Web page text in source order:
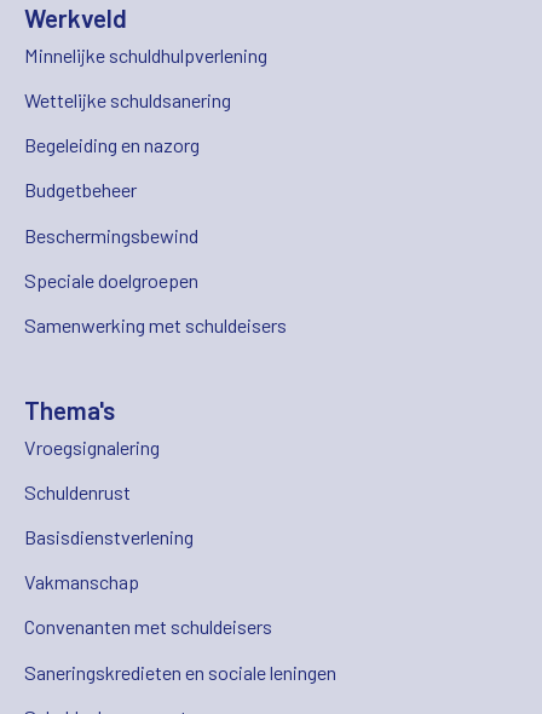
Werkveld
Minnelijke schuldhulpverlening
Wettelijke schuldsanering
Begeleiding en nazorg
Budgetbeheer
Beschermingsbewind
Speciale doelgroepen
Samenwerking met schuldeisers
Thema's
Vroegsignalering
Schuldenrust
Basisdienstverlening
Vakmanschap
Convenanten met schuldeisers
Saneringskredieten en sociale leningen